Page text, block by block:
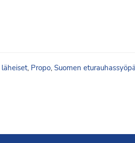
läheiset, Propo,Suomen